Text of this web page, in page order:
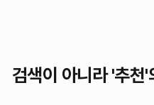
검색이 아니라 '추